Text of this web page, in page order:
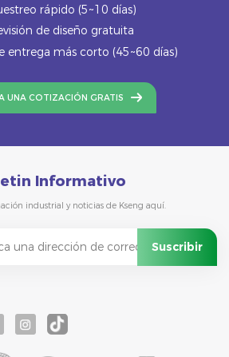
rápido (5~10 días)
de diseño gratuita
entrega más corto (45~60 días)
UNA COTIZACIÓN GRATIS
Informativo
industrial y noticias de Kseng aquí.